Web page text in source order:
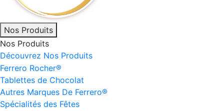
Main
navigation
Nos Produits
Nos Produits
Découvrez Nos Produits
Ferrero Rocher®
Tablettes de Chocolat
Autres Marques De Ferrero®
Spécialités des Fêtes